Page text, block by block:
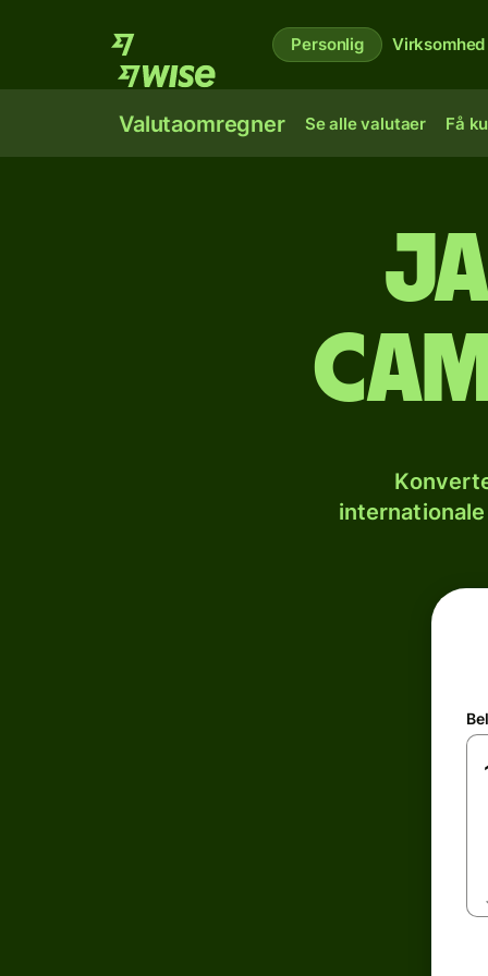
Personlig Virksomhed
Valutaomregner Se alle valutaer Få